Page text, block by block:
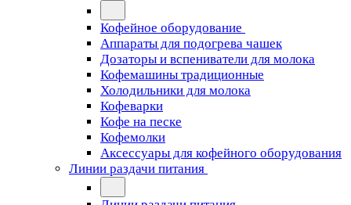
Кофейное оборудование
Аппараты для подогрева чашек
Дозаторы и вспениватели для молока
Кофемашины традиционные
Холодильники для молока
Кофеварки
Кофе на песке
Кофемолки
Аксессуары для кофейного оборудования
Линии раздачи питания